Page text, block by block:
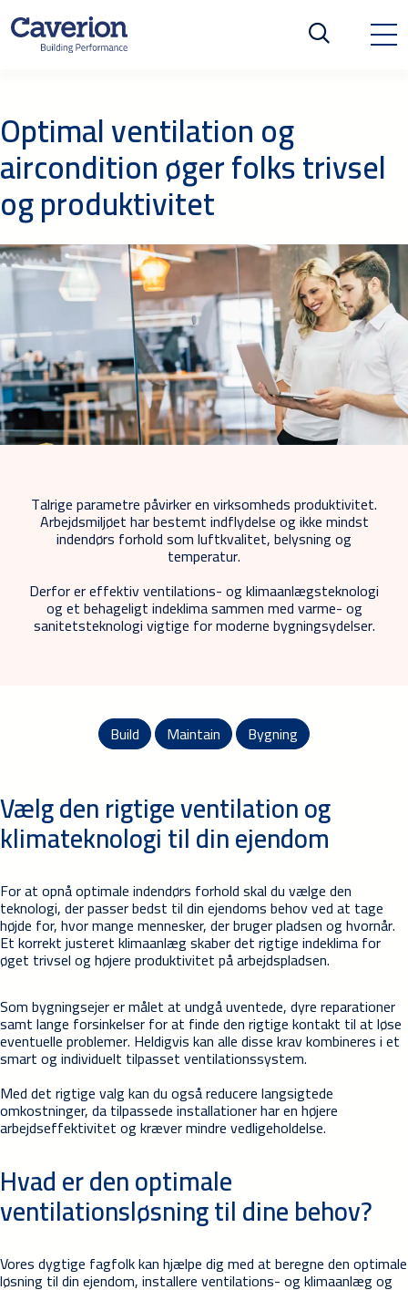
Optimal ventilation og
aircondition øger folks trivsel
og produktivitet
Talrige parametre påvirker en virksomheds produktivitet.
Arbejdsmiljøet har bestemt indflydelse og ikke mindst
indendørs forhold som luftkvalitet, belysning og
temperatur.
Derfor er effektiv ventilations- og klimaanlægsteknologi
og et behageligt indeklima sammen med varme- og
sanitetsteknologi vigtige for moderne bygningsydelser.
Build Maintain Bygning
Vælg den rigtige ventilation og
klimateknologi til din ejendom
For at opnå optimale indendørs forhold skal du vælge den
teknologi, der passer bedst til din ejendoms behov ved at tage
højde for, hvor mange mennesker, der bruger pladsen og hvornår.
Et korrekt justeret klimaanlæg skaber det rigtige indeklima for
øget trivsel og højere produktivitet på arbejdspladsen.
Som bygningsejer er målet at undgå uventede, dyre reparationer
samt lange forsinkelser for at finde den rigtige kontakt til at løse
eventuelle problemer. Heldigvis kan alle disse krav kombineres i et
smart og individuelt tilpasset ventilationssystem.
Med det rigtige valg kan du også reducere langsigtede
omkostninger, da tilpassede installationer har en højere
arbejdseffektivitet og kræver mindre vedligeholdelse.
Hvad er den optimale
ventilationsløsning til dine behov?
Vores dygtige fagfolk kan hjælpe dig med at beregne den optimale
løsning til din ejendom, installere ventilations- og klimaanlæg og